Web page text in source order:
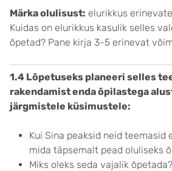
Märka olulisust: elurikkus
Kuidas on elurikkus kasulik selles
õpetad? Pane kirja 3-5 erinevat
1.4 Lõpetuseks planeeri selles
rakendamist enda õpilastega
järgmistele küsimustele:
Kui Sina peaksid neid teemasid
mida täpsemalt pead oluliseks
Miks oleks seda vajalik õpetada?